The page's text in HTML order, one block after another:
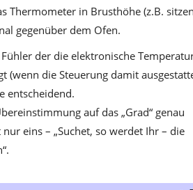
Thermometer in Brusthöhe (z.B.
gegenüber dem Ofen.
der die elektronische
(wenn die Steuerung damit
entscheidend.
auf das „Grad“ genau
eins – „Suchet, so werdet Ihr – die